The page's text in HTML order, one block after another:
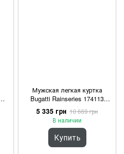
Мужская легкая куртка
Bugatti Rainseries 174113
11222/390 Синий 46
5 335 грн 10 669 грн
В наличии
Купить